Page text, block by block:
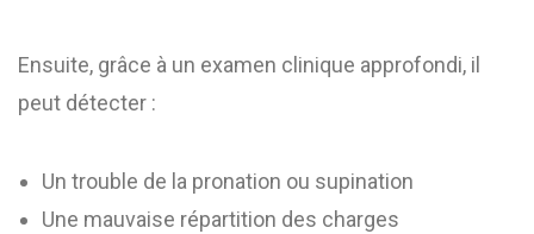
Ensuite, grâce à un examen clinique approfondi, il
peut détecter :
Un trouble de la pronation ou supination
Une mauvaise répartition des charges